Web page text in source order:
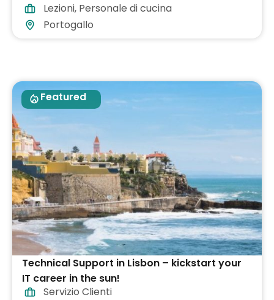
Lezioni, Personale di cucina
Portogallo
Featured
Technical Support in Lisbon – kickstart your
IT career in the sun!
Servizio Clienti